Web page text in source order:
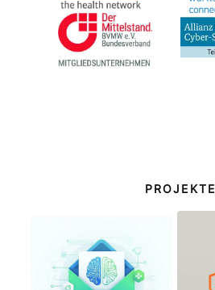
PROJEKTE
Software Agentur
Tech-Check für Health
MEHR ERFAHREN